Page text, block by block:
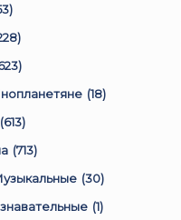
(18)
(613)
(713)
(30)
(1)